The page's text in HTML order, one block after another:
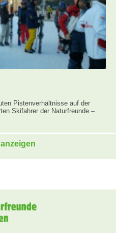
Pistenverhältnisse auf der
Skifahrer der Naturfreunde –